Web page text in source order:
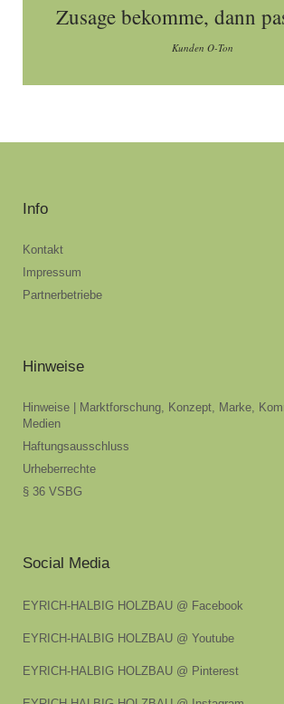
Zusage bekomme, dann
Kunden O-Ton
Info
Kontakt
Impressum
Partnerbetriebe
Hinweise
Hinweise | Marktforschung, Konzept, Marke,
Medien
Haftungsausschluss
Urheberrechte
§ 36 VSBG
Social Media
EYRICH-HALBIG HOLZBAU @ Facebook
EYRICH-HALBIG HOLZBAU @ Youtube
EYRICH-HALBIG HOLZBAU @ Pinterest